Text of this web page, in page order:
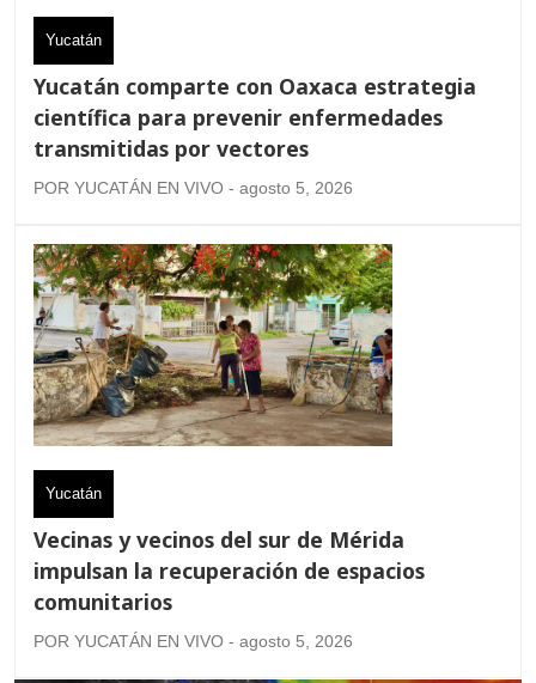
Yucatán
Yucatán comparte con Oaxaca estrategia
científica para prevenir enfermedades
transmitidas por vectores
POR YUCATÁN EN VIVO - agosto 5, 2026
Yucatán
Vecinas y vecinos del sur de Mérida
impulsan la recuperación de espacios
comunitarios
POR YUCATÁN EN VIVO - agosto 5, 2026